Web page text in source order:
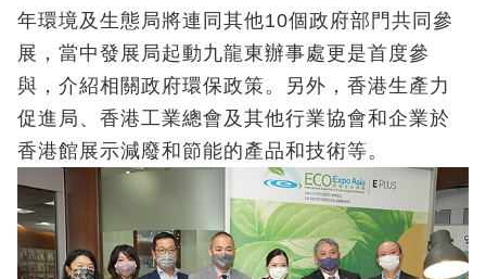
年環境及生態局將連同其他10個政府部門共同參
展，當中發展局起動九龍東辦事處更是首度參
與，介紹相關政府環保政策。另外，香港生產力
促進局、香港工業總會及其他行業協會和企業於
香港館展示減廢和節能的產品和技術等。